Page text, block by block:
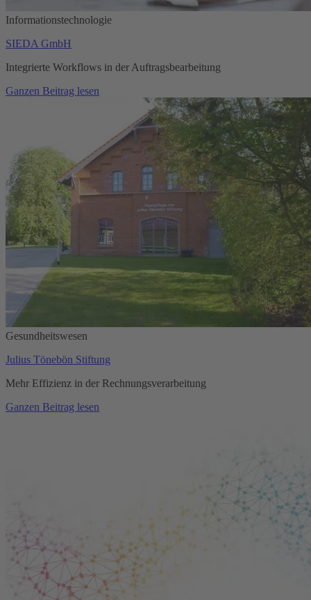
Informationstechnologie
SIEDA GmbH
Integrierte Workflows in der Auftragsbearbeitung
Ganzen Beitrag lesen
Gesundheitswesen
Julius Tönebön Stiftung
Mehr Effizienz in der Rechnungsverarbeitung
Ganzen Beitrag lesen